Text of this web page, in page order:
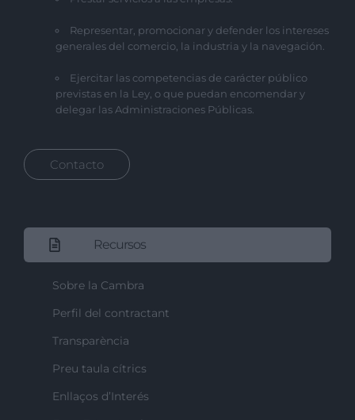
Representar, promocionar y defender los intereses
generales del comercio, la industria y la navegación.
Ejercitar las competencias de carácter público
previstas en la Ley, o que puedan encomendar y
delegar las Administraciones Públicas.
Contacto
Recursos
Sobre la Cambra
Perfil del contractant
Transparència
Preu taula cítrics
Enllaços d’Interés